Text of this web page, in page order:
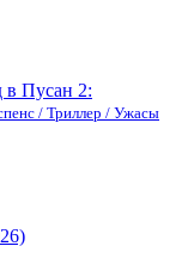
в Пусан 2:
/ Триллер / Ужасы